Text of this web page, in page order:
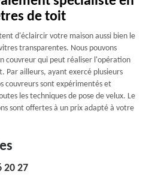
de toit
d'éclaircir votre maison aussi bien le
transparentes. Nous pouvons
couvreur qui peut réaliser l'opération
Par ailleurs, ayant exercé plusieurs
couvreurs sont expérimentés et
les techniques de pose de velux. Le
sont offertes à un prix adapté à votre
20 27